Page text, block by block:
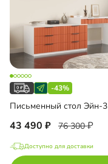
-43%
Письменный стол Эйн-3
43 490 76 300
Доступно для доставки